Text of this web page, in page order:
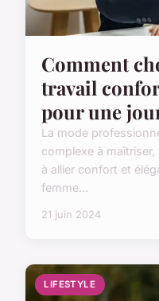
Comment
travail
pour une
La mode
complexe à
à allier confort et
femme...
21 juin 2024
LIFESTYLE